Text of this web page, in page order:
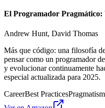
El Programador Pragmático:
Andrew Hunt, David Thomas
Más que código: una filosofía
pensar como un programador
y evolucionar continuamente
especial actualizada para 2025.
CareerBest PracticesPragmatism